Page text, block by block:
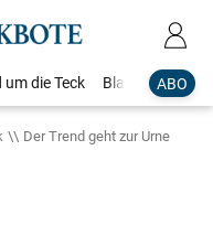
ABO
um die Teck Blaulicht
Der Trend geht zur Urne